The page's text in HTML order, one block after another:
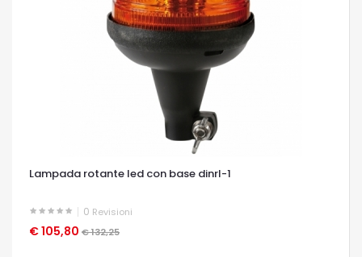
Lampada rotante led con base dinrl-1
0 Revisioni
€ 105,80 € 132,25
OCCHIATA VELOCE